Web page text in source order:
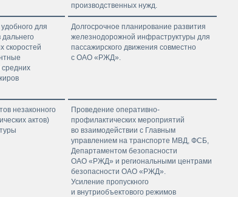
производственных нужд.
для
скоростей
Долгосрочное планирование развития
железнодорожной инфраструктуры для
пассажирского движения совместно
с ОАО «РЖД».
незаконного
актов)
Проведение оперативно-
профилактических мероприятий
во взаимодействии с Главным
управлением на транспорте МВД, ФСБ,
Департаментом безопасности
ОАО «РЖД» и региональными центрами
безопасности ОАО «РЖД».
Усиление пропускного
и внутриобъектового режимов